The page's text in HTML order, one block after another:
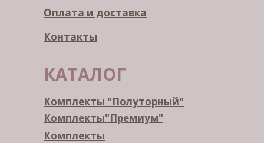
КАТАЛОГ
Комплекты"Премиум"
Комплекты
Комплекты "Полуторный"
Оплата и доставка
Контакты